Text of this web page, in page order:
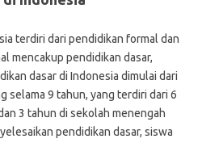
terdiri dari pendidikan formal dan
mencakup pendidikan dasar,
dasar di Indonesia dimulai dari
selama 9 tahun, yang terdiri dari 6
3 tahun di sekolah menengah
pendidikan dasar, siswa